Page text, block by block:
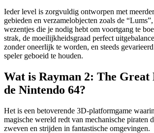
Ieder level is zorgvuldig ontworpen met
gebieden en verzamelobjecten zoals de
wezentjes die je nodig hebt om voortgang te
strak, de moeilijkheidsgraad perfect
zonder oneerlijk te worden, en steeds
speler geboeid te houden.
Wat is Rayman 2: The Great
de Nintendo 64?
Het is een betoverende 3D-platformgame
magische wereld redt van mechanische piraten
zweven en strijden in fantastische omgevingen.